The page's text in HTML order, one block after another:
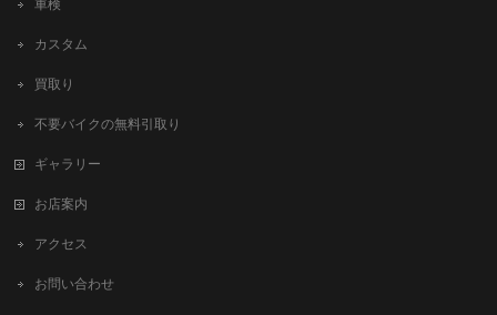
車検
カスタム
買取り
不要バイクの無料引取り
ギャラリー
お店案内
アクセス
お問い合わせ